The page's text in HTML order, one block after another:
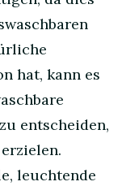
hat, kann es
entscheiden,
leuchtende